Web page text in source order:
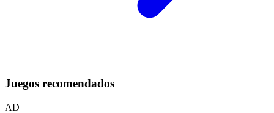
Juegos recomendados
AD